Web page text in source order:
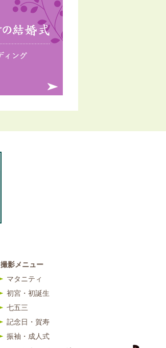
撮影メニュー
マタニティ
初宮・初誕生
七五三
記念日・賀寿
振袖・成人式